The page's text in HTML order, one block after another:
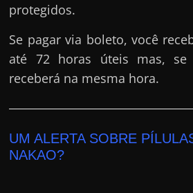
protegidos.
Se pagar via boleto, você
até 72 horas úteis mas,
receberá na mesma hora.
UM ALERTA SOBRE
NAKAO?